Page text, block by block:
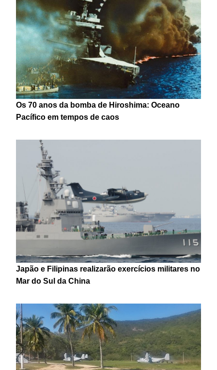
Os 70 anos da bomba de Hiroshima: Oceano
Pacífico em tempos de caos
Japão e Filipinas realizarão exercícios militares no
Mar do Sul da China